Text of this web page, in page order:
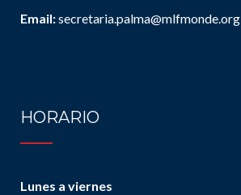
Email:secretaria.palma@mlfmonde.org
HORARIO
Lunes a viernes